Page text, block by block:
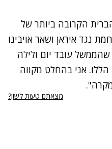
הקרובה ביותר של
נגד איראן ושאר אויבינו
עובד יום ולילה
הללו. אני בהחלט מקווה
מצאתם טעות לשון?